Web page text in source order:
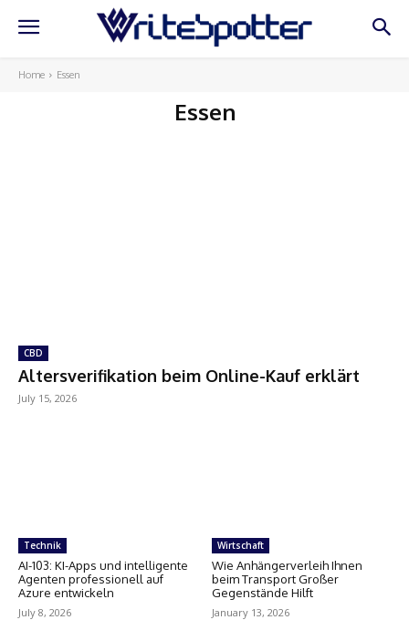
Home Essen
Essen
CBD
Altersverifikation beim Online-Kauf erklärt
July 15, 2026
Technik
AI-103: KI-Apps und intelligente
Agenten professionell auf
Azure entwickeln
July 8, 2026
Wirtschaft
Wie Anhängerverleih Ihnen
beim Transport Großer
Gegenstände Hilft
January 13, 2026